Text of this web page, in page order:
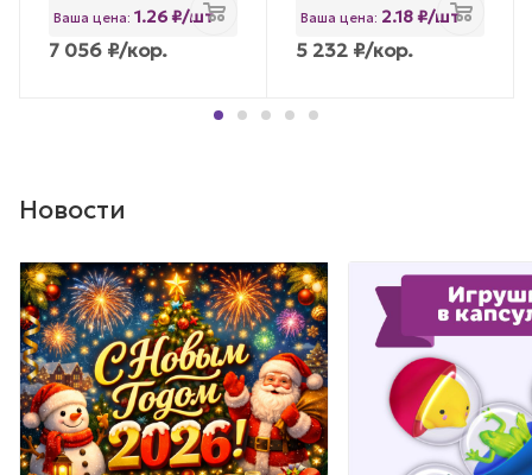
Ваша цена: 1.26 ₽/шт
7 056 ₽/кор.
Ваша цена: 2.18 ₽/шт
5 232 ₽/кор.
Новости